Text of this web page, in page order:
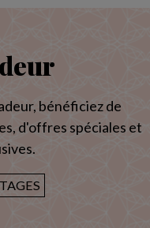
bénéficiez de
d'offres spéciales et